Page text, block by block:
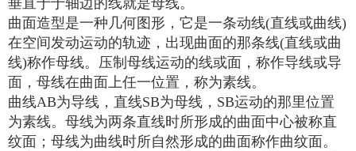
垂直于于轴边的线就是母线。
曲面造型是一种几何图形，它是一条动线(直线或曲线)
在空间发动运动的轨迹，出现曲面的那条线(直线或曲
线)称作母线。压制母线运动的线或面，称作导线或导
面，母线在曲面上任一位置，称为素线。
曲线AB为导线，直线SB为母线，SB运动的那里位置
为素线。母线为两条直线时所形成的曲面中心被称直
纹面；母线为曲线时所自然形成的曲面称作曲纹面。